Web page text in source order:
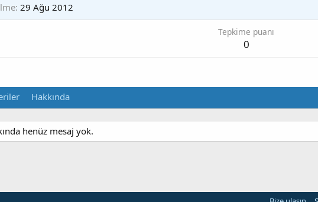
29 Ağu 2012
Tepkime puanı
0
Hakkında
henüz mesaj yok.